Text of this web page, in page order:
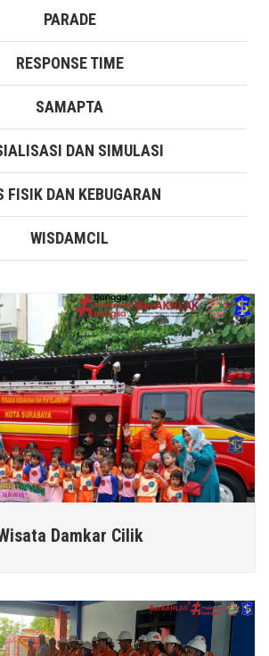
PARADE
RESPONSE TIME
SAMAPTA
DAN SIMULASI
FISIK DAN KEBUGARAN
WISDAMCIL
Damkar Cilik